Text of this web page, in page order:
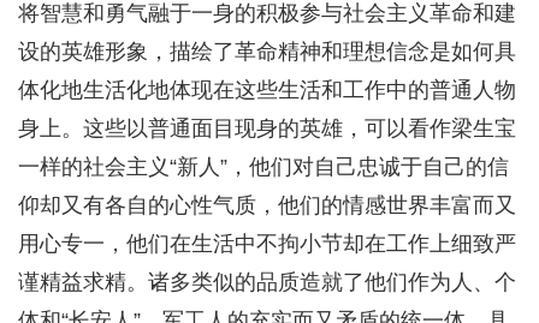
将智慧和勇气融于一身的积极参与社会主义革命和建
设的英雄形象，描绘了革命精神和理想信念是如何具
体化地生活化地体现在这些生活和工作中的普通人物
身上。这些以普通面目现身的英雄，可以看作梁生宝
一样的社会主义“新人”，他们对自己忠诚于自己的信
仰却又有各自的心性气质，他们的情感世界丰富而又
用心专一，他们在生活中不拘小节却在工作上细致严
谨精益求精。诸多类似的品质造就了他们作为人、个